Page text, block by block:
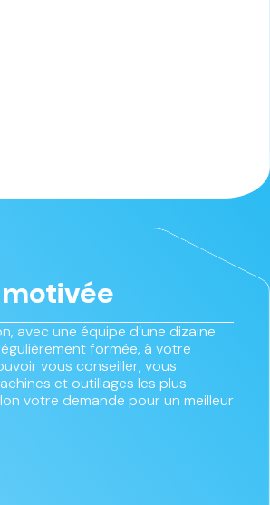
avec une équipe d’une dizaine
formée, à votre
vous conseiller, vous
et outillages les plus
votre demande pour un meilleur